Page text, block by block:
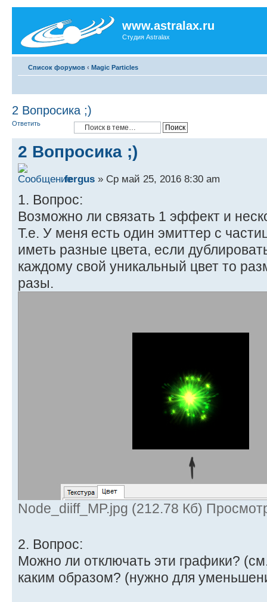
www.astralax.ru
Студия Astralax
Список форумов ‹ Magic Particles
2 Вопросика ;)
Ответить
2 Вопросика ;)
fergus » Ср май 25, 2016 8:30 am
1. Вопрос:
Возможно ли связать 1 эффект и
Т.е. У меня есть один эмиттер с
иметь разные цвета, если
каждому свой уникальный цвет то
разы.
Node_diiff_MP.jpg (212.78 Кб)
2. Вопрос:
Можно ли отключать эти графики?
каким образом? (нужно для